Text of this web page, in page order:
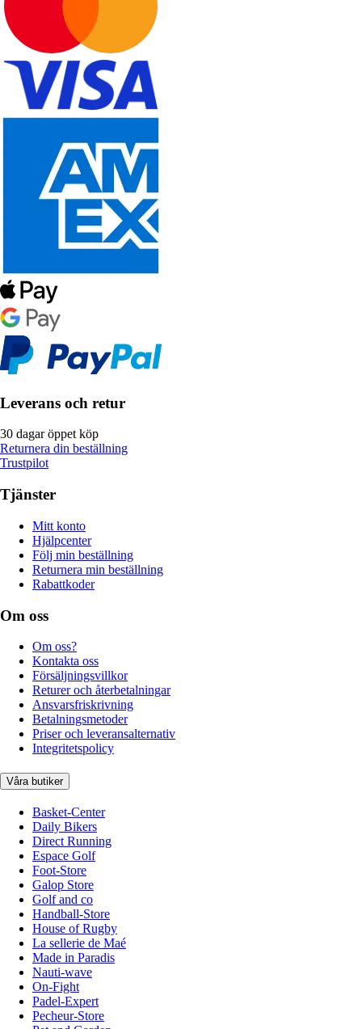
Leverans och retur
30 dagar öppet köp
Returnera din beställning
Trustpilot
Tjänster
Mitt konto
Hjälpcenter
Följ min beställning
Returnera min beställning
Rabattkoder
Om oss
Om oss?
Kontakta oss
Försäljningsvillkor
Returer och återbetalningar
Ansvarsfriskrivning
Betalningsmetoder
Priser och leveransalternativ
Integritetspolicy
Våra butiker
Basket-Center
Daily Bikers
Direct Running
Espace Golf
Foot-Store
Galop Store
Golf and co
Handball-Store
House of Rugby
La sellerie de Maé
Made in Paradis
Nauti-wave
On-Fight
Padel-Expert
Pecheur-Store